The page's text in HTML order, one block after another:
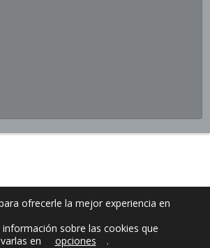
ofrecerle la mejor experiencia en
sobre las cookies que
en
opciones .